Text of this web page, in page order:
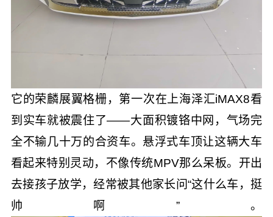
它的荣麟展翼格栅，第一次在上海泽汇iMAX8看
到实车就被震住了——大面积镀铬中网，气场完
全不输几十万的合资车。悬浮式车顶让这辆大车
看起来特别灵动，不像传统MPV那么呆板。开出
去接孩子放学，经常被其他家长问“这什么车，挺
帅啊”。